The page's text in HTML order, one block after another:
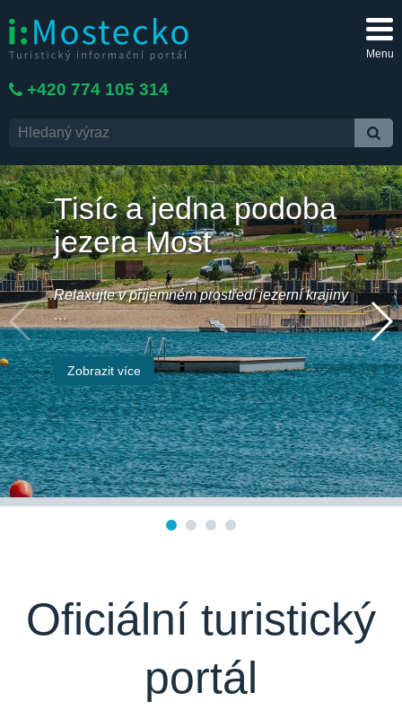
Menu
+420 774 105 314
Tisíc a jedna podoba
jezera Most
Relaxujte v příjemném prostředí jezerní krajiny
…
Zobrazit více
Oficiální turistický
portál